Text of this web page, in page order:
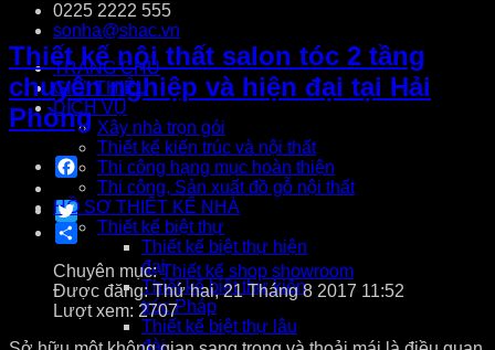
0225 2222 555
sonha@shac.vn
TRANG CHỦ
GIỚI THIỆU
DỊCH VỤ
Xây nhà trọn gói
Thiết kế kiến trúc và nội thất
Thi công hạng mục hoàn thiện
Thi công, Sản xuất đồ gỗ nội thất
HỒ SƠ THIẾT KẾ NHÀ
Thiết kế biệt thự
Thiết kế biệt thự hiện
đại
Thiết kế biệt thự kiến
trúc Pháp
Thiết kế biệt thự lâu
đài
Thiết kế nội thất salon tóc 2 tầng
chuyên nghiệp và hiện đại tại Hải
Phòng
Facebook
Twitter
Share
Chuyên mục:Thiết kế shop showroom
Được đăng: Thứ hai, 21 Tháng 8 2017 11:52
Lượt xem: 2707